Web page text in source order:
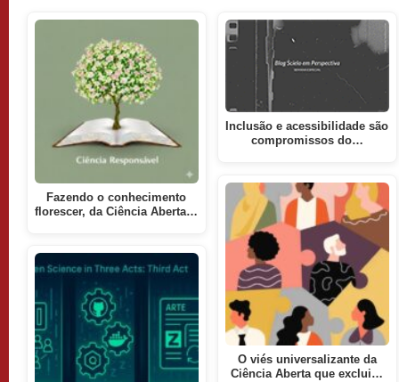
Fazendo o conhecimento
florescer, da Ciência Aberta…
Inclusão e acessibilidade são
compromissos do…
O viés universalizante da
Ciência Aberta que exclui…